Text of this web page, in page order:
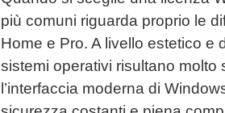
più comuni riguarda proprio le
Home e Pro. A livello estetico e
sistemi operativi risultano molto
l’interfaccia moderna di